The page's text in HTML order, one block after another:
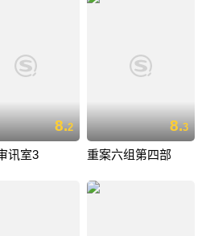
8.2
讯室3
8.3
重案六组第四部